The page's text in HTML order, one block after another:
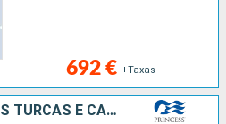
692 € +Taxas
ESTADOS UNIDOS, ILHAS TURCAS E CAICOS, REPÚBLICA DOMINICANA, BAHAMAS